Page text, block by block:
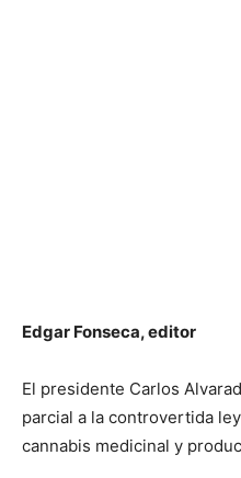
Edgar Fonseca, editor
El presidente Carlos
parcial a la controvertida
cannabis medicinal y